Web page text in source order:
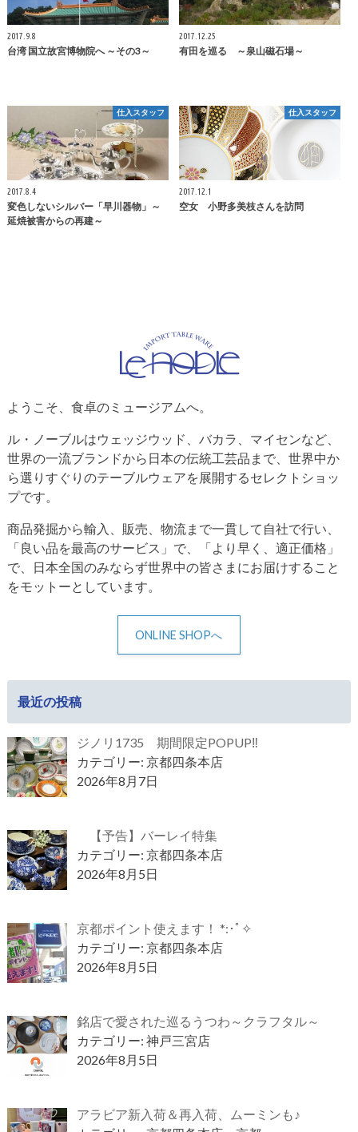
2017.9.8
台湾 国立故宮博物院へ ～その3～
2017.12.25
有田を巡る ～泉山磁石場～
仕入スタッフ
2017.8.4
変色しないシルバー「早川器物」～
延焼被害からの再建～
仕入スタッフ
2017.12.1
空女 小野多美枝さんを訪問
ようこそ、食卓のミュージアムへ。
ル・ノーブルはウェッジウッド、バカラ、マイセンなど、
世界の一流ブランドから日本の伝統工芸品まで、世界中か
ら選りすぐりのテーブルウェアを展開するセレクトショッ
プです。
商品発掘から輸入、販売、物流まで一貫して自社で行い、
「良い品を最高のサービス」で、「より早く、適正価格」
で、日本全国のみならず世界中の皆さまにお届けすること
をモットーとしています。
ONLINE SHOPへ
最近の投稿
ジノリ1735 期間限定POPUP‼
カテゴリー: 京都四条本店
2026年8月7日
【予告】バーレイ特集
カテゴリー: 京都四条本店
2026年8月5日
京都ポイント使えます！ *:･ﾟ✧
カテゴリー: 京都四条本店
2026年8月5日
銘店で愛された巡るうつわ～クラフタル～
カテゴリー: 神戸三宮店
2026年8月5日
アラビア新入荷＆再入荷、ムーミンも♪